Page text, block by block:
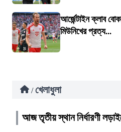
আর্জেন্টাইন ক্লাব
মিউনিখের প্রত্য...
/ খেলাধুলা
আজ তৃতীয় স্থান নির্ধারণী